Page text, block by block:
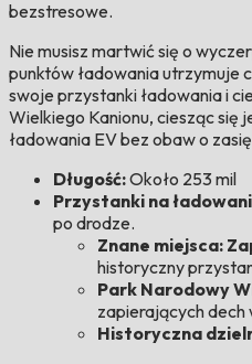
bezstresowe.
Nie musisz martwić się o
punktów ładowania utrzymuje
swoje przystanki ładowania i
Wielkiego Kanionu, ciesząc się
ładowania EV bez obaw o
Długość:Około 253 mil
Przystanki na
po drodze.
Znane miejsca:
historyczny
Park Narodowy
zapierających dech
Historyczna